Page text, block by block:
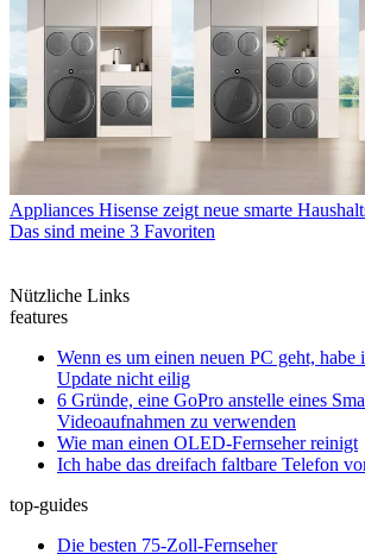
Appliances Hisense zeigt neue smarte
Das sind meine 3 Favoriten
Nützliche Links
features
Wenn es um einen neuen PC geht, habe
Update nicht eilig
6 Gründe, eine GoPro anstelle eines
Videoaufnahmen zu verwenden
Wie man einen OLED-Fernseher reinigt
Ich habe das dreifach faltbare Telefon
top-guides
Die besten 75-Zoll-Fernseher